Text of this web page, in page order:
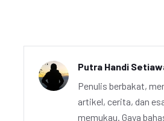
Putra Handi
Penulis berbakat,
artikel, cerita, dan
memukau. Gaya